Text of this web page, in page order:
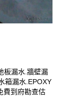
板漏水.牆壁漏
箱漏水.EPOXY
費到府勘查估